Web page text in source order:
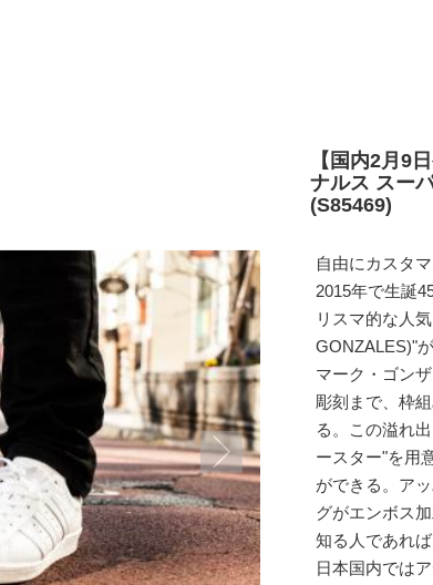
【国内2月9
ナルス スー
(S85469)
自由にカスタ
2015年で生誕
リスマ的な人
GONZALES)"
マーク・ゴン
彫刻まで、枠
る。この溢れ
ースター"を用
ができる。ア
グがエンボス
知る人であれ
日本国内では